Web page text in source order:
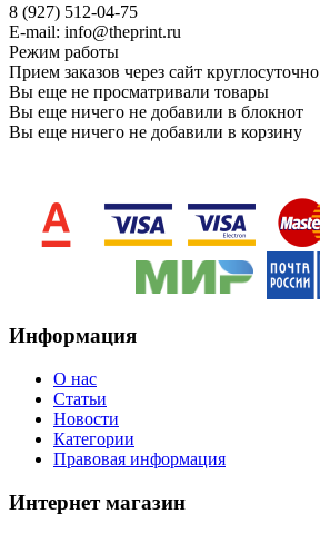
8 (927) 512-04-75
E-mail: info@theprint.ru
Режим работы
Прием заказов через сайт круглосуточно
Вы еще не просматривали товары
Вы еще ничего не добавили в блокнот
Вы еще ничего не добавили в корзину
Информация
O нас
Статьи
Новости
Категории
Правовая информация
Интернет магазин